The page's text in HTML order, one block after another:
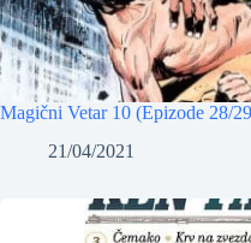
Magični Vetar 10 (Epizode 28/
21/04/2021